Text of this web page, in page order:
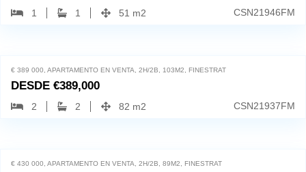
1 1 51 m2 CSN21946FM
€ 389 000, APARTAMENTO EN VENTA, 2H/2B, 103M2, FINESTRAT
DESDE €389,000
2 2 82 m2 CSN21937FM
€ 430 000, APARTAMENTO EN VENTA, 2H/2B, 89M2, FINESTRAT